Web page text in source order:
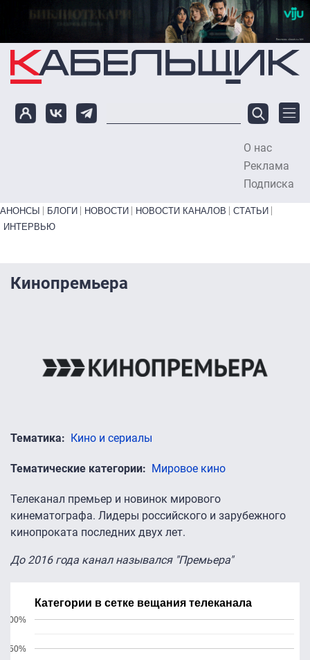
Перейти к основному содержанию
О нас
Реклама
Подписка
Primary links bottom
АНОНСЫ БЛОГИ НОВОСТИ НОВОСТИ КАНАЛОВ
СТАТЬИ
ИНТЕРВЬЮ
Кинопремьера
Тематика Кино и сериалы
Тематические категории Мировое кино
Телеканал премьер и новинок мирового
кинематографа. Лидеры российского и зарубежного
кинопроката последних двух лет.
До 2016 года канал назывался "Премьера"
Категории в сетке вещания телеканала
150%
200%